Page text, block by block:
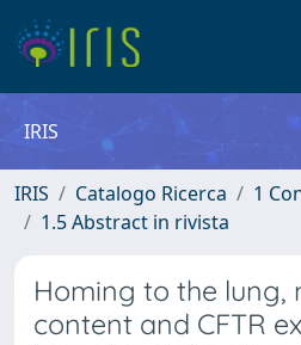
IRIS
IRIS Catalogo Ricerca
1
1.5 Abstract in rivista
Homing to the lung,
content and CFTR